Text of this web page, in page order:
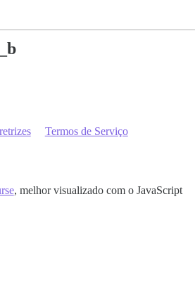
Termos de Serviço
, melhor visualizado com o JavaScript